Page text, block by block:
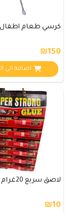
كرسي طعام أطفال
₪150
اضافة الي
لاصق سريع 20غرام
₪10